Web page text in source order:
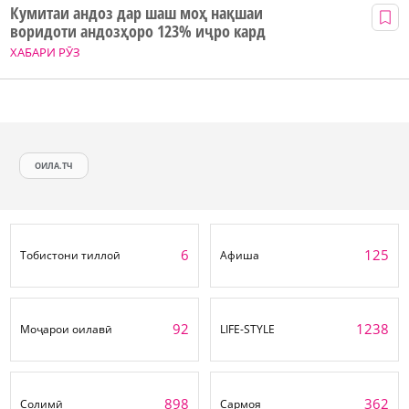
ХАБАРИ РӮЗ
Кумитаи андоз дар шаш моҳ нақшаи
воридоти андозҳоро 123% иҷро кард
ОИЛА.ТЧ
Тобистони тиллоӣ 6 Афиша 125
Моҷарои оилавӣ 92 LIFE-STYLE 1238
Солимӣ 898 Сармоя 362